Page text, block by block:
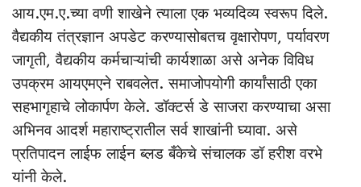
आय.एम.ए.च्या वणी शाखेने त्याला एक भव्यदिव्य स्वरूप दिले.
वैद्यकीय तंत्रज्ञान अपडेट करण्यासोबतच वृक्षारोपण, पर्यावरण
जागृती, वैद्यकीय कर्मचाऱ्यांची कार्यशाळा असे अनेक विविध
उपक्रम आयएमएने राबवलेत. समाजोपयोगी कार्यांसाठी एका
सहभागृहाचे लोकार्पण केले. डॉक्टर्स डे साजरा करण्याचा असा
अभिनव आदर्श महाराष्ट्रातील सर्व शाखांनी घ्यावा. असे
प्रतिपादन लाईफ लाईन ब्लड बँकेचे संचालक डॉ हरीश वरभे
यांनी केले.